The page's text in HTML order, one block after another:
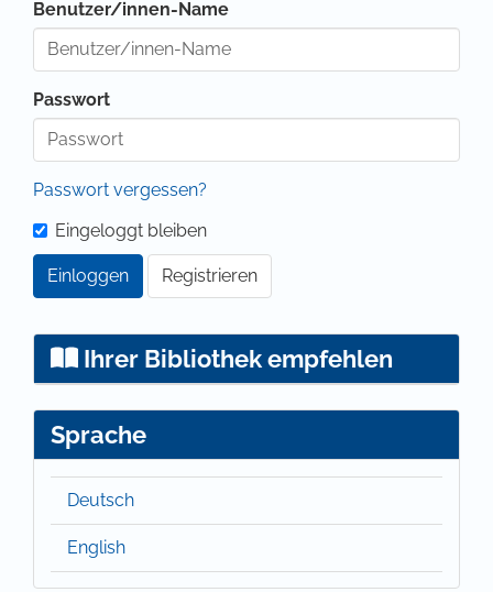
Benutzer/innen-Name
Passwort
Passwort vergessen?
Eingeloggt bleiben
Einloggen Registrieren
Ihrer Bibliothek empfehlen
Sprache
Deutsch
English